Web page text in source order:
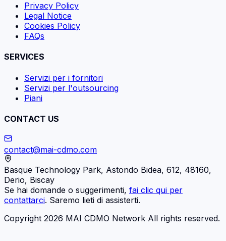
Privacy Policy
Legal Notice
Cookies Policy
FAQs
SERVICES
Servizi per i fornitori
Servizi per l'outsourcing
Piani
CONTACT US
contact@mai-cdmo.com
Basque Technology Park, Astondo Bidea, 612, 48160,
Derio, Biscay
Se hai domande o suggerimenti, fai clic qui per
contattarci. Saremo lieti di assisterti.
Copyright 2026 MAI CDMO Network All rights reserved.